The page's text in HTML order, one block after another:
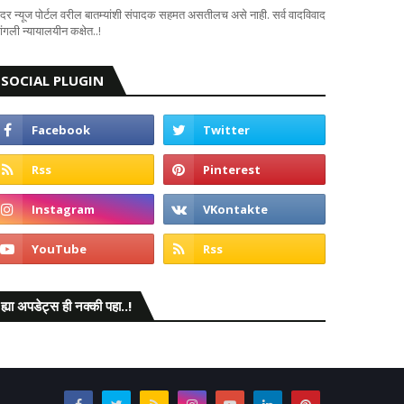
न्यूज पोर्टल वरील बातम्यांशी संपादक सहमत असतीलच असे नाही. सर्व वादविवाद
न्यायालयीन कक्षेत..!
SOCIAL PLUGIN
ह्या अपडेट्स ही नक्की पहा..!